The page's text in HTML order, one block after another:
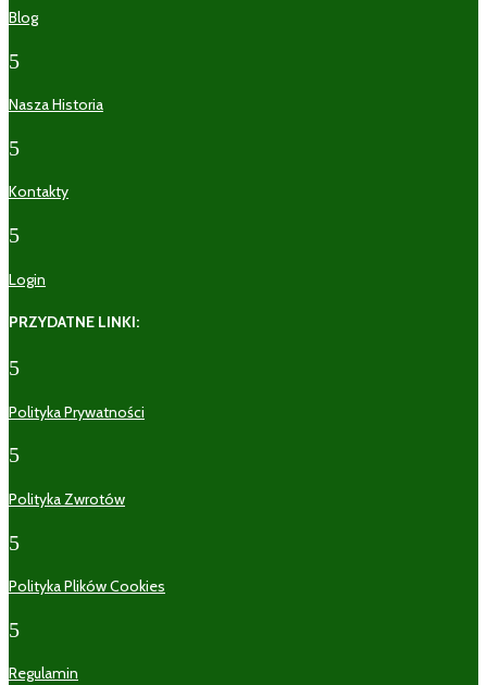
Blog
5
Nasza Historia
5
Kontakty
5
Login
PRZYDATNE LINKI:
5
Polityka Prywatności
5
Polityka Zwrotów
5
Polityka Plików Cookies
5
Regulamin